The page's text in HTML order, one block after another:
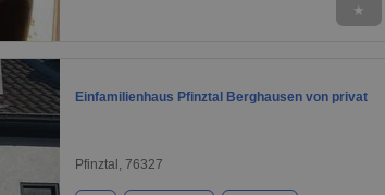
1 / 1
★
Einfamilienhaus Pfinztal Berghausen von privat
Pfinztal, 76327